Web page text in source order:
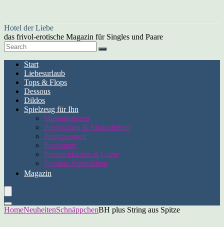
Hotel der Liebe
das frivol-erotische Magazin für Singles und Paare
Start
Liebesurlaub
Tops & Flops
Dessous
Dildos
Spielzeug für Ihn
Masturbatoren
Penishüllen & Manschetten
Penispumpen
Penisringe
Penisschlaufen & Gurte
Prostata-Stimulation
Magazin
HomeNeuheitenSchnäppchenBH plus String aus Spitze